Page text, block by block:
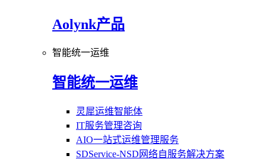
Aolynk产品
智能统一运维
智能统一运维
灵犀运维智能体
IT服务管理咨询
AIO一站式运维管理服务
SDService-NSD网络自服务解决方案